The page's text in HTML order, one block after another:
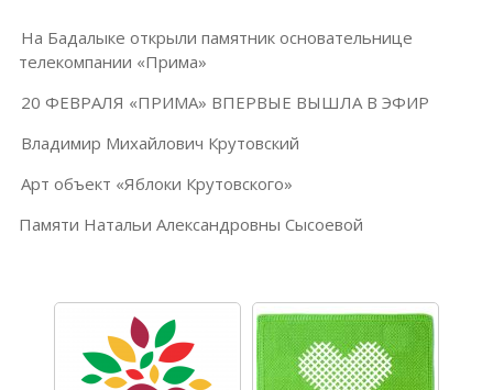
На Бадалыке открыли памятник основательнице
телекомпании «Прима»
20 ФЕВРАЛЯ «ПРИМА» ВПЕРВЫЕ ВЫШЛА В ЭФИР
Владимир Михайлович Крутовский
Арт объект «Яблоки Крутовского»
Памяти Натальи Александровны Сысоевой